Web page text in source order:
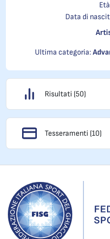
Data di
Ultima categoria:
Risultati (50)
Tesseramenti (10)